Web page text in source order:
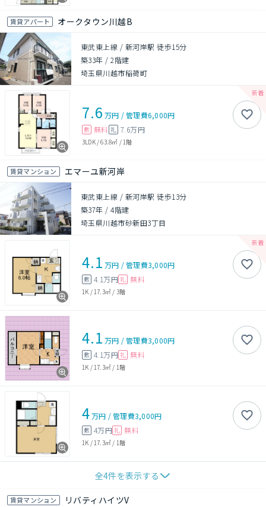
賃貸アパート オークタウン川越B
東武東上線 / 新河岸駅 徒歩15分
築33年 /2階建
埼玉県川越市稲荷町
7.6 万円 /管理費6,000円
敷 無料 礼 7.6万円
3LDK/63.8㎡ / 1階
賃貸マンション エマーユ新河岸
東武東上線 / 新河岸駅 徒歩13分
築37年 /4階建
埼玉県川越市砂新田3丁目
4.1 万円 /管理費3,000円
敷 4.1万円 礼 無料
1K / 17.3㎡ / 3階
4.1 万円 /管理費3,000円
敷 4.1万円 礼 無料
1K / 17.3㎡ / 1階
4万円 /管理費3,000円
敷 4万円 礼 無料
1K / 17.3㎡ / 1階
全4件を表示する
賃貸マンション リバティハイツV